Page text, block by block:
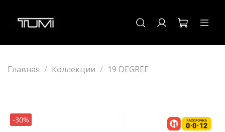
Главная Коллекции 19 DEGREE
-30%